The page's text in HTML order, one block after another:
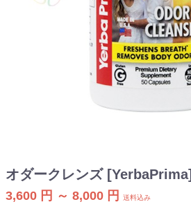
オダークレンズ [YerbaPrima]
3,600 円 ～ 8,000 円 送料込み